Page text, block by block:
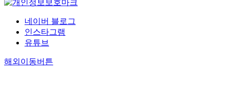
네이버 블로그
인스타그램
유튜브
해외이동버튼